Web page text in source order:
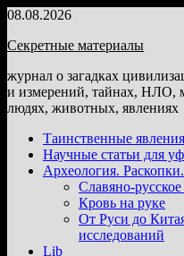
Перейти
содержимому
08.08.2026
Секретные материалы
журнал о загадках
и измерений, тайнах, НЛО,
людях, животных, явлениях
Таинственные явления
Научные статьи для
Археология. Раскопки.
Славяно-
Кровь на руке
От Руси до
исследований
Lib